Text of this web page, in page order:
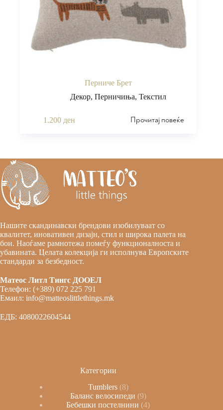
Перниче Брет
Декор, Перничиња, Текстил
1.200 ден Прочитај повеќе
Нашите скандинавски брендови изобилуваат со
квалитет, иновативен дизајн, стил и широка палета на
бои. Наоѓаме рамнотежа помеѓу функционалноста и
убавината. Целата колекција ги исполнува Европските
стандарди за безбедност.
Матеос Литл Тингс ДООЕЛ
Телефон: (+389) 072 225 791
Емаил: info@matteoslittlethings.mk
ЕДБ: 4080022604544
Категории
Tumblers 8
Баланс велосипеди 9
Бебешки постелнини 4